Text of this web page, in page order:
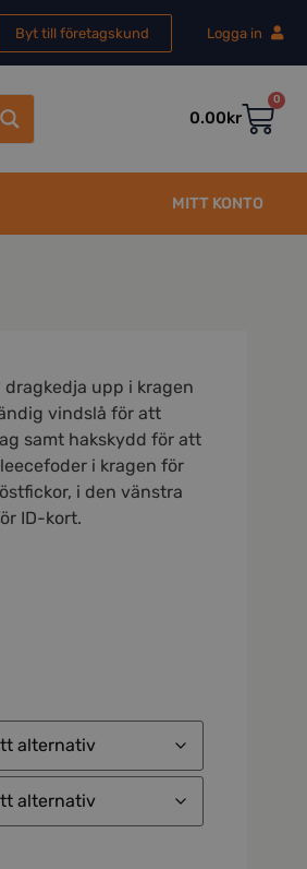
Byt till företagskund Logga in
0.00kr
0
MITT KONTO
upp i kragen
vindslå för att
samt hakskydd för att
i kragen för
i den vänstra
ID-kort.